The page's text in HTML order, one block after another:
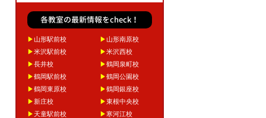
各教室の最新情報をcheck！
▶山形駅前校 ▶山形南原校
▶米沢駅前校 ▶米沢西校
▶長井校 ▶鶴岡泉町校
▶鶴岡駅前校 ▶鶴岡公園校
▶鶴岡東原校 ▶鶴岡銀座校
▶ 新庄校 ▶東根中央校
▶ 天童駅前校 ▶寒河江校